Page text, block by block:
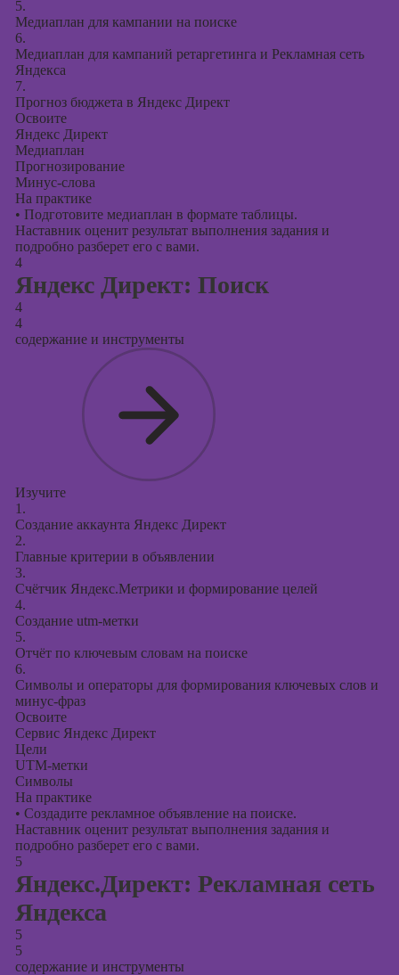
5.
Медиаплан для кампании на поиске
6.
Медиаплан для кампаний ретаргетинга и Рекламная сеть
Яндекса
7.
Прогноз бюджета в Яндекс Директ
Освоите
Яндекс Директ
Медиаплан
Прогнозирование
Минус-слова
На практике
• Подготовите медиаплан в формате таблицы.
Наставник оценит результат выполнения задания и
подробно разберет его с вами.
4
Яндекс Директ: Поиск
4
4
содержание и инструменты
Изучите
1.
Создание аккаунта Яндекс Директ
2.
Главные критерии в объявлении
3.
Счётчик Яндекс.Метрики и формирование целей
4.
Создание utm-метки
5.
Отчёт по ключевым словам на поиске
6.
Символы и операторы для формирования ключевых слов и
минус-фраз
Освоите
Сервис Яндекс Директ
Цели
UTM-метки
Символы
На практике
• Создадите рекламное объявление на поиске.
Наставник оценит результат выполнения задания и
подробно разберет его с вами.
5
Яндекс.Директ: Рекламная сеть
Яндекса
5
5
содержание и инструменты